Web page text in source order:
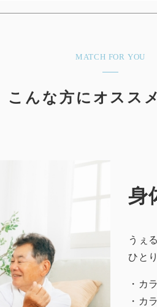
MATCH FOR YOU
こんな方にオスス
身
うぇ
ひと
・カ
・カ